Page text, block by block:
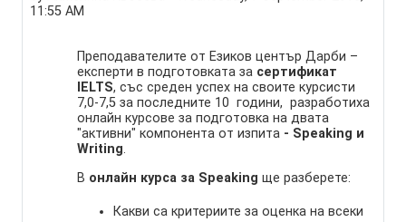
11:55 AM
Преподавателите от Езиков център Дарби –
експерти в подготовката за сертификат
IELTS, със среден успех на своите курсисти
7,0-7,5 за последните 10 години, разработиха
онлайн курсове за подготовка на двата
"активни" компонента от изпита - Speaking и
Writing.
В онлайн курса за Speaking ще разберете:
Какви са критериите за оценка на всеки